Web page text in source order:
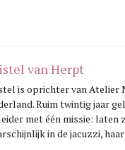
van Herpt
is oprichter van Atelier
Ruim twintig jaar
met één missie: laten
in de jacuzzi,